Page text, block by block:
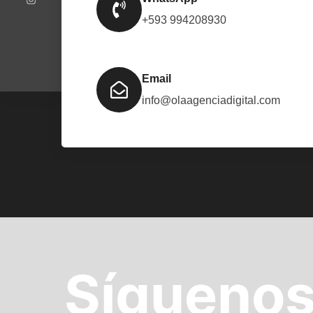
k
a
+593 994208930
Email
info@olaagenciadigital.com
Síguenos